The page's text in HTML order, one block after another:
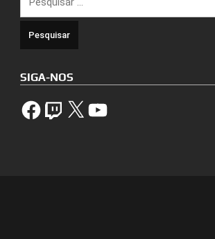
por:
SIGA-NOS
FacebookTwitch X YouTube